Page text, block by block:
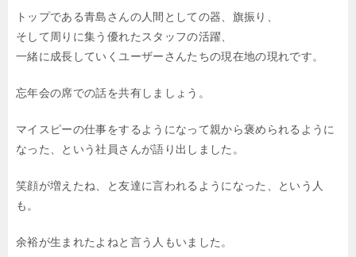
トップである青島さんの人間としての器、旗振り、
そして周りに集う優れたスタッフの活躍、
一緒に成長していくユーザーさんたちの現在地の現れです。
忘年会の席での話を共有しましょう。
マイスピーの仕事をするようになって親から褒められるように
なった、 という社員さんが語り出しました。
笑顔が増えたね、
と友達に言われるようになった、という人
も。
余裕が生まれたよねと言う人もいました。